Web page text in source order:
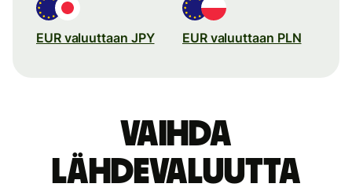
EUR valuuttaan JPY EUR valuuttaan PLN
Vaihda
lähdevaluutta